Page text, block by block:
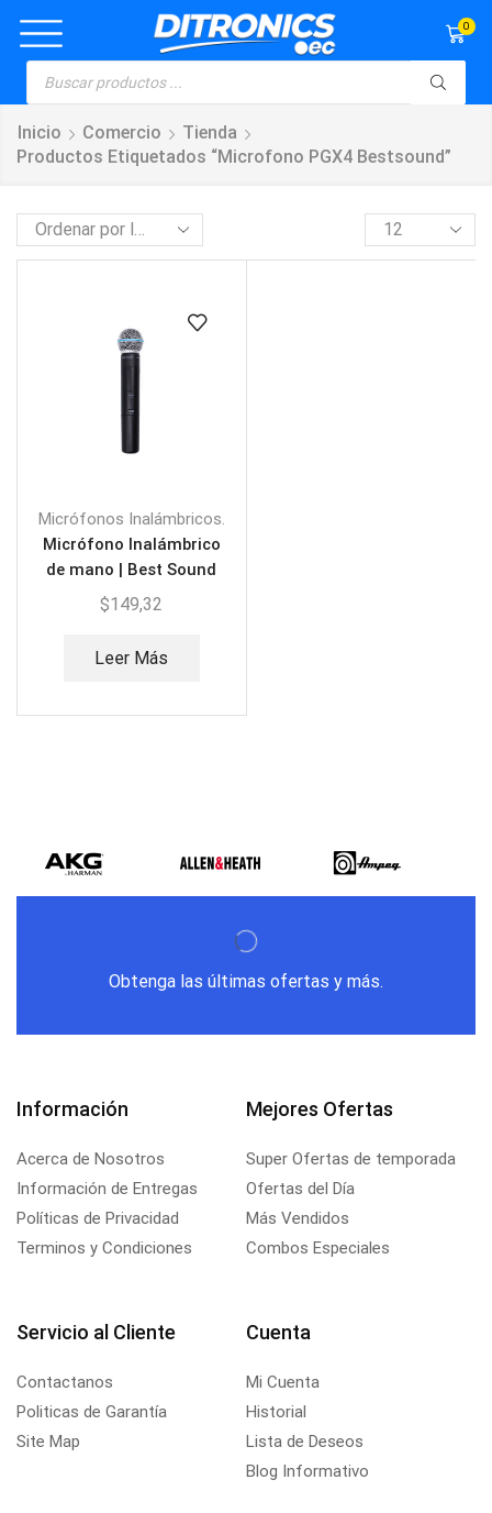
0
Inicio Comercio
Tienda
Productos Etiquetados “microfono PGX4 Bestsound”
Micrófonos Inalámbricos.
Micrófono Inalámbrico
de mano | Best Sound
BEST-PGX4
$149,32
Leer Más
Obtenga las últimas ofertas y más.
Información
Acerca de Nosotros
Información de Entregas
Políticas de Privacidad
Terminos y Condiciones
Mejores Ofertas
Super Ofertas de temporada
Ofertas del Día
Más Vendidos
Combos Especiales
Servicio al Cliente
Contactanos
Politicas de Garantía
Site Map
Cuenta
Mi Cuenta
Historial
Lista de Deseos
Blog Informativo